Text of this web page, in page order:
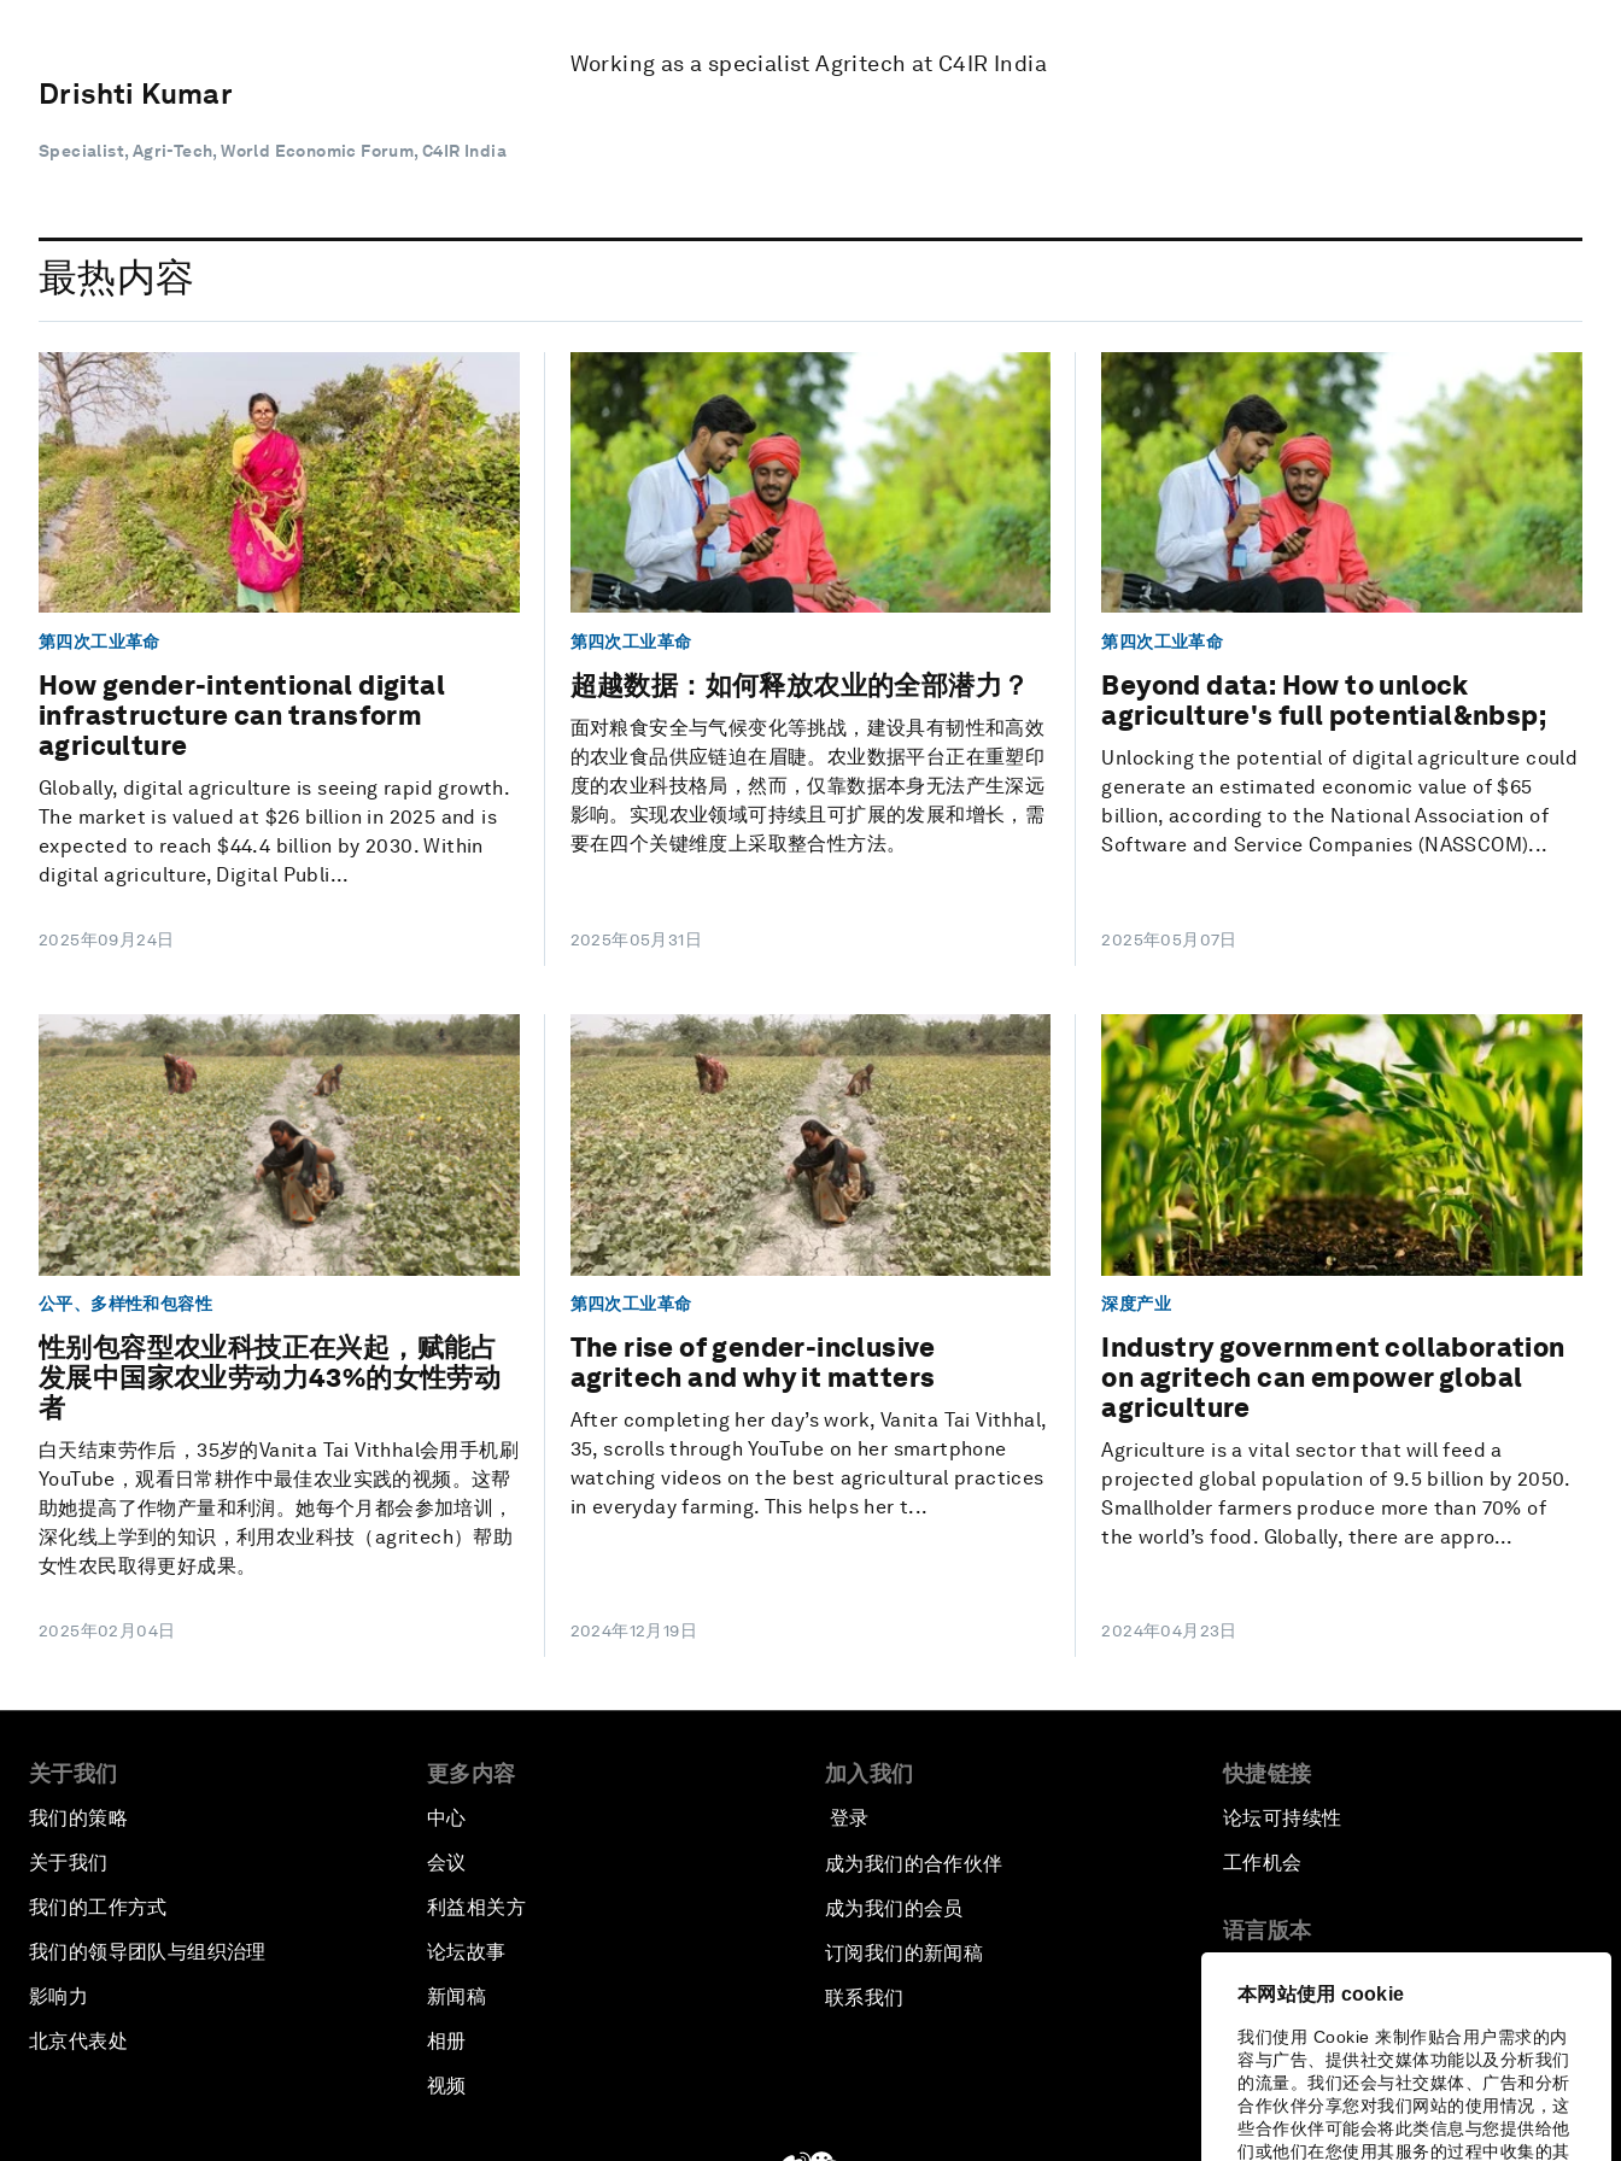
本网站使用 cookie
我们使用 Cookie 来制作贴合用户需求的内
容与广告、提供社交媒体功能以及分析我们
的流量。我们还会与社交媒体、广告和分析
合作伙伴分享您对我们网站的使用情况，这
些合作伙伴可能会将此类信息与您提供给他
们或他们在您使用其服务的过程中收集的其
Drishti Kumar
Specialist, Agri-Tech, World Economic Forum, C4IR India
Working as a specialist Agritech at C4IR India
最热内容
第四次工业革命
How gender-intentional digital
infrastructure can transform
agriculture
Globally, digital agriculture is seeing rapid growth.
The market is valued at $26 billion in 2025 and is
expected to reach $44.4 billion by 2030. Within
digital agriculture, Digital Publi...
2025年09月24日
第四次工业革命
超越数据：如何释放农业的全部潜力？
面对粮食安全与气候变化等挑战，建设具有韧性和高效
的农业食品供应链迫在眉睫。农业数据平台正在重塑印
度的农业科技格局，然而，仅靠数据本身无法产生深远
影响。实现农业领域可持续且可扩展的发展和增长，需
要在四个关键维度上采取整合性方法。
2025年05月31日
第四次工业革命
Beyond data: How to unlock
agriculture's full potential&nbsp;
Unlocking the potential of digital agriculture could
generate an estimated economic value of $65
billion, according to the National Association of
Software and Service Companies (NASSCOM)...
2025年05月07日
公平、多样性和包容性
性别包容型农业科技正在兴起，赋能占
发展中国家农业劳动力43%的女性劳动
者
白天结束劳作后，35岁的Vanita Tai Vithhal会用手机刷
YouTube，观看日常耕作中最佳农业实践的视频。这帮
助她提高了作物产量和利润。她每个月都会参加培训，
深化线上学到的知识，利用农业科技（agritech）帮助
女性农民取得更好成果。
2025年02月04日
第四次工业革命
The rise of gender-inclusive
agritech and why it matters
After completing her day’s work, Vanita Tai Vithhal,
35, scrolls through YouTube on her smartphone
watching videos on the best agricultural practices
in everyday farming. This helps her t...
2024年12月19日
深度产业
Industry government collaboration
on agritech can empower global
agriculture
Agriculture is a vital sector that will feed a
projected global population of 9.5 billion by 2050.
Smallholder farmers produce more than 70% of
the world’s food. Globally, there are appro...
2024年04月23日
关于我们
我们的策略
关于我们
我们的工作方式
我们的领导团队与组织治理
影响力
北京代表处
更多内容
中心
会议
利益相关方
论坛故事
新闻稿
相册
视频
加入我们
登录
成为我们的合作伙伴
成为我们的会员
订阅我们的新闻稿
联系我们
快捷链接
论坛可持续性
工作机会
语言版本